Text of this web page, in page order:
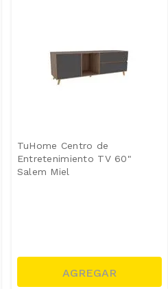
TuHome Centro de
Entretenimiento TV 60"
Salem Miel